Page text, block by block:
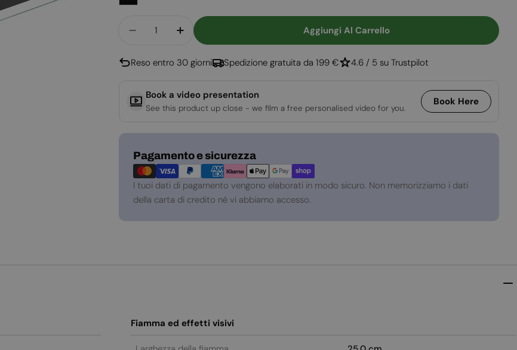
Diminuisci La Quantità Per Berlin - Biocamino Da Pavimento
Aumenta La Quantità Per Berlin - Biocamino Da Pavimento
Aggiungi Al Carrello
Reso entro 30 giorni Spedizione gratuita da 199 € 4.6 / 5 su Trustpilot
Book a video presentation
See this product up close - we film a free personalised video for you.
Book Here
Pagamento e sicurezza
Metodi
di
pagamento
I tuoi dati di pagamento vengono elaborati in modo sicuro. Non memorizziamo i dati
della carta di credito né vi abbiamo accesso.
Fiamma ed effetti visivi